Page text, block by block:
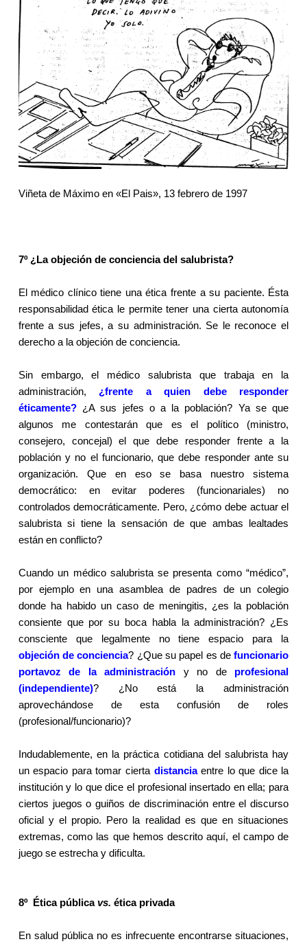
Viñeta de Máximo en «El Pais», 13 febrero de 1997
7º ¿La objeción de conciencia del salubrista?
El médico clínico tiene una ética frente a su paciente. Ésta
responsabilidad ética le permite tener una cierta autonomía
frente a sus jefes, a su administración. Se le reconoce el
derecho a la objeción de conciencia.
Sin embargo, el médico salubrista que trabaja en la
administración, ¿frente a quien debe responder
éticamente?¿A sus jefes o a la población? Ya se que
algunos me contestarán que es el político (ministro,
consejero, concejal) el que debe responder frente a la
población y no el funcionario, que debe responder ante su
organización. Que en eso se basa nuestro sistema
democrático: en evitar poderes (funcionariales) no
controlados democráticamente. Pero, ¿cómo debe actuar el
salubrista si tiene la sensación de que ambas lealtades
están en conflicto?
Cuando un médico salubrista se presenta como “médico”,
por ejemplo en una asamblea de padres de un colegio
donde ha habido un caso de meningitis, ¿es la población
consiente que por su boca habla la administración? ¿Es
consciente que legalmente no tiene espacio para la
objeción de conciencia? ¿Que su papel es defuncionario
portavoz de la administración y no de profesional
(independiente)? ¿No está la administración
aprovechándose de esta confusión de roles
(profesional/funcionario)?
Indudablemente, en la práctica cotidiana del salubrista hay
un espacio para tomar cierta distanciaentre lo que dice la
institución y lo que dice el profesional insertado en ella; para
ciertos juegos o guiños de discriminación entre el discurso
oficial y el propio. Pero la realidad es que en situaciones
extremas, como las que hemos descrito aquí, el campo de
juego se estrecha y dificulta.
8º Ética públicavs. ética privada
En salud pública no es infrecuente encontrarse situaciones,